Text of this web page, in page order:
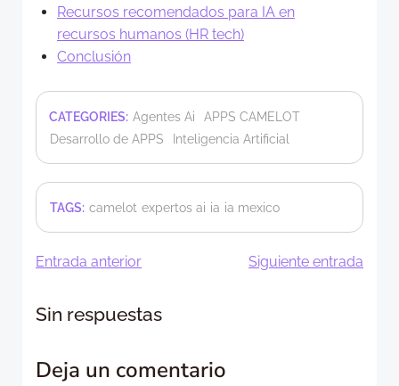
Recursos recomendados para IA en
recursos humanos (HR tech)
Conclusión
CATEGORIES: Agentes Ai
APPS CAMELOT
Desarrollo de APPS
Inteligencia Artificial
TAGS: camelot expertos ai ia ia mexico
Navegación
de
entradas
Entrada anterior
entradas
Siguiente entrada
Sin respuestas
Deja un comentario